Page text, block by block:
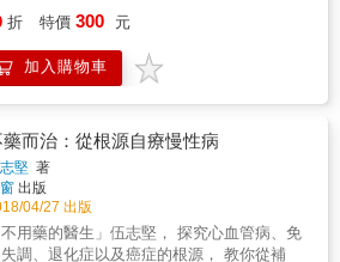
可參考使用，有助於讀者了解自身的健康狀
培養良好飲食習慣，並提供如何閱讀檢查
以及管理異常結果的建議。 &
有助於提高對健康體檢和醫學檢查的理
綜合指南，旨在提供讀者有關健康體檢的全
訊，並提供讀者關於如何理解和解釋不同
檢查結果的方法。這本書分為四個主要章
包括檢驗醫學、放射影像、超音波及心電
，每個章節都包括多個節次，涵蓋了各種醫
查和檢驗項目，以便讀者可以對健康檢查
體的各項數值有更深入的了解。 &
射劑量？ 咳嗽﹅喉痛﹅發燒﹅流鼻水
看似救命的感冒藥只是「安慰
房攝影檢查，其實無法增加乳癌存活
該怎麼辦？ 臺灣人平均一年看
次病，是美國的三倍，同時更是世界第一！
，盲目的保健與過度的醫療行為，有時非
助於診斷病情或治療， 甚至還可能讓你賠
輩子的健康！ 本書為作者江守山醫師根據
醫學知識，深入分析眾多醫學研究後， 精
折 特價 300 元
加入購物車
藥而治：從根源自療慢性病
堅 著
出版
04/27 出版
不用藥的醫生」伍志堅， 探究心血管病、免
調、退化症以及癌症的根源， 教你從補